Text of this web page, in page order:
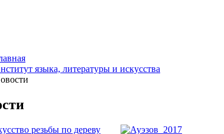
языка, литературы и искусства